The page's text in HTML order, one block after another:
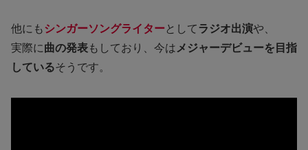
他にも シンガーソングライターとしてラジオ出演や、
実際に曲の発表もしており、今はメジャーデビューを目指
しているそうです。